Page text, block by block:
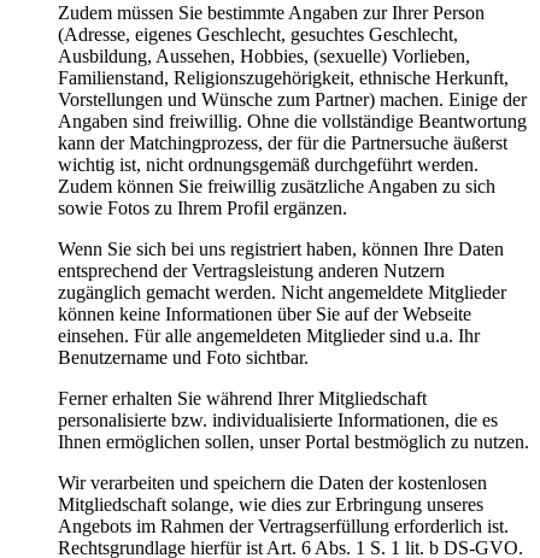
Zudem müssen Sie bestimmte Angaben zur Ihrer Person
(Adresse, eigenes Geschlecht, gesuchtes Geschlecht,
Ausbildung, Aussehen, Hobbies, (sexuelle) Vorlieben,
Familienstand, Religionszugehörigkeit, ethnische Herkunft,
Vorstellungen und Wünsche zum Partner) machen. Einige der
Angaben sind freiwillig. Ohne die vollständige Beantwortung
kann der Matchingprozess, der für die Partnersuche äußerst
wichtig ist, nicht ordnungsgemäß durchgeführt werden.
Zudem können Sie freiwillig zusätzliche Angaben zu sich
sowie Fotos zu Ihrem Profil ergänzen.
Wenn Sie sich bei uns registriert haben, können Ihre Daten
entsprechend der Vertragsleistung anderen Nutzern
zugänglich gemacht werden. Nicht angemeldete Mitglieder
können keine Informationen über Sie auf der Webseite
einsehen. Für alle angemeldeten Mitglieder sind u.a. Ihr
Benutzername und Foto sichtbar.
Ferner erhalten Sie während Ihrer Mitgliedschaft
personalisierte bzw. individualisierte Informationen, die es
Ihnen ermöglichen sollen, unser Portal bestmöglich zu nutzen.
Wir verarbeiten und speichern die Daten der kostenlosen
Mitgliedschaft solange, wie dies zur Erbringung unseres
Angebots im Rahmen der Vertragserfüllung erforderlich ist.
Rechtsgrundlage hierfür ist Art. 6 Abs. 1 S. 1 lit. b DS-GVO.